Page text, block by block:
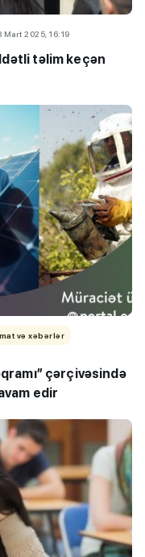
Mart 2025, 16:19
təlim keçən
və xəbərlər
çərçivəsində
edir